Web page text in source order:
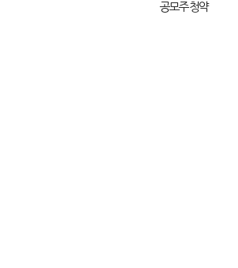
공모주 청약